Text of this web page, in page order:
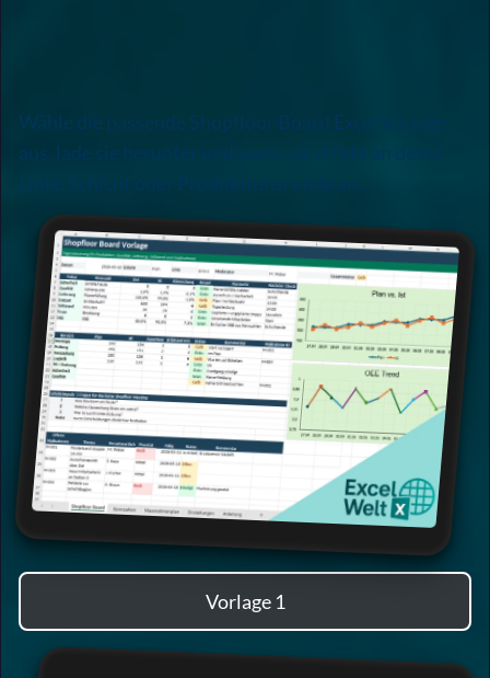
Wähle die passende Shopfloor Board Excel Vorlage
aus, lade sie herunter und passe sie direkt an deine
Linie, Schicht oder Produktionsrunde an.
Vorlage 1